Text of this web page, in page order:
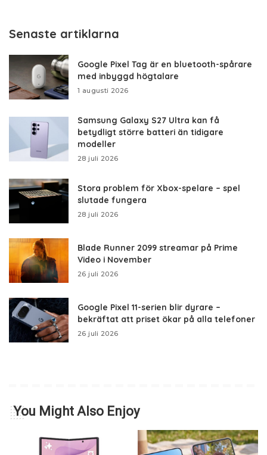
Senaste artiklarna
Google Pixel Tag är en bluetooth-spårare
med inbyggd högtalare
1 augusti 2026
Samsung Galaxy S27 Ultra kan få
betydligt större batteri än tidigare
modeller
28 juli 2026
Stora problem för Xbox-spelare – spel
slutade fungera
28 juli 2026
Blade Runner 2099 streamar på Prime
Video i November
26 juli 2026
Google Pixel 11-serien blir dyrare –
bekräftat att priset ökar på alla telefoner
26 juli 2026
You Might Also Enjoy